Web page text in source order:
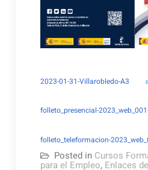
2023-01-31-Villarobledo-A3
folleto_presencial-
folleto_teleformacion-
Posted in Cursos
para el Empleo, Enlaces